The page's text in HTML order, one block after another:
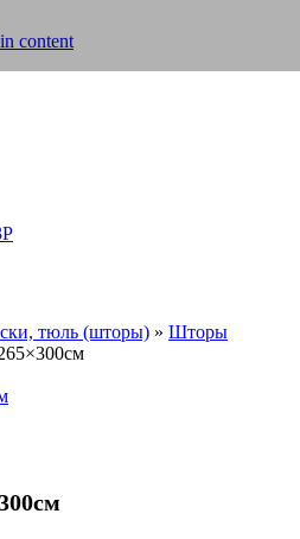
content
тюль (шторы) » Шторы